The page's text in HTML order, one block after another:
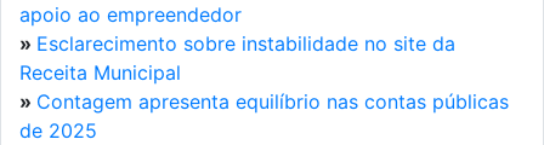
apoio ao empreendedor
» Esclarecimento sobre instabilidade no site da
Receita Municipal
» Contagem apresenta equilíbrio nas contas públicas
de 2025